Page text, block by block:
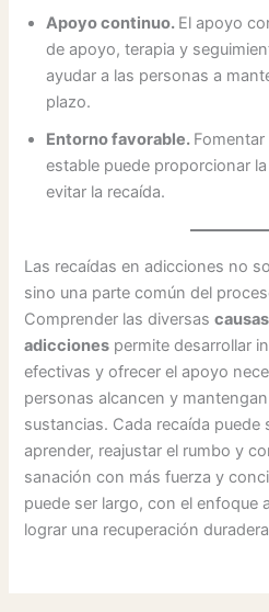
Apoyo continuo. El apoyo
de apoyo, terapia y
ayudar a las personas a
plazo.
Entorno favorable.
estable puede proporcionar
evitar la recaída.
Las recaídas en adicciones no
sino una parte común del
Comprender las diversas
adicciones permite desarrollar
efectivas y ofrecer el apoyo
personas alcancen y
sustancias. Cada recaída puede
aprender, reajustar el rumbo y
sanación con más fuerza y
puede ser largo, con el enfoque
lograr una recuperación